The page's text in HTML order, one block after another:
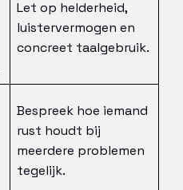
Let op helderheid,
luistervermogen en
concreet taalgebruik.
Bespreek hoe iemand
rust houdt bij
meerdere problemen
tegelijk.